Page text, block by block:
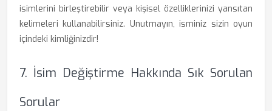
isimlerini birleştirebilir veya kişisel özelliklerinizi yansıtan
kelimeleri kullanabilirsiniz. Unutmayın, isminiz sizin oyun
içindeki kimliğinizdir!
7. İsim Değiştirme Hakkında Sık Sorulan
Sorular